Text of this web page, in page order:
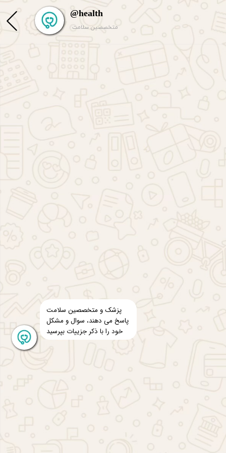
@health
متخصصین سلامت
پزشک و متخصصین سلامت
پاسخ می دهند، سوال و مشکل
خود را با ذکر جزییات بپرسید